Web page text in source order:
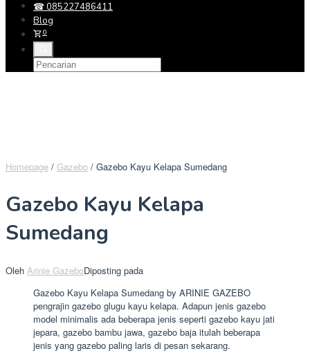
☎ 085227486411
Blog
0
Homepage / Gazebo / Gazebo Kayu Kelapa Sumedang
Gazebo Kayu Kelapa
Sumedang
Oleh Arinie GazeboDiposting pada
Gazebo Kayu Kelapa Sumedang by ARINIE GAZEBO
pengrajin gazebo glugu kayu kelapa. Adapun jenis gazebo
model minimalis ada beberapa jenis seperti gazebo kayu jati
jepara, gazebo bambu jawa, gazebo baja itulah beberapa
jenis yang gazebo paling laris di pesan sekarang.